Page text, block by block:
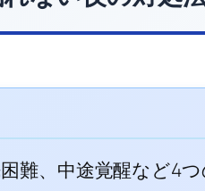
難、中途覚醒など4